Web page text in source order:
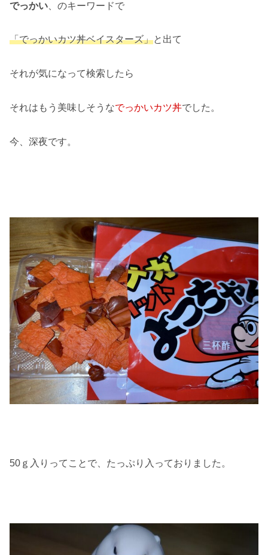
でっかい 、のキーワードで
「でっかいカツ丼ベイスターズ」と出て
それが気になって検索したら
それはもう美味しそうなでっかいカツ丼でした。
今、深夜です。
50ｇ入りってことで、たっぷり入っておりました。